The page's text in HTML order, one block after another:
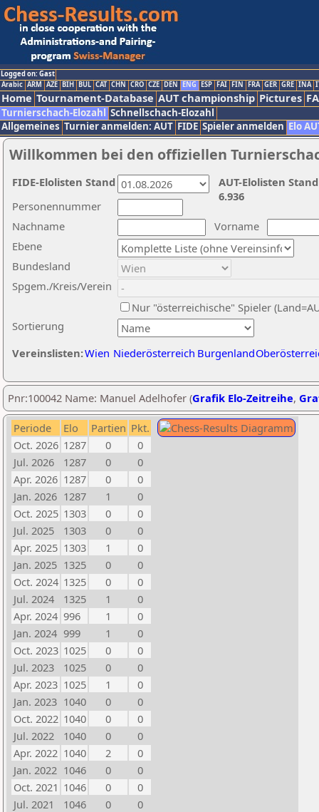
Logged on: Gast
Arabic ARM AZE BIH BUL CAT CHN CRO CZE DEN ENG ESP FAI FIN FRA GER GRE INA
Home Tournament-Database AUT championship Pictures
Turnierschach-Elozahl Schnellschach-Elozahl
Allgemeines Turnier anmelden: AUT FIDE Spieler anmelden Elo
Willkommen bei den offiziellen
Nachname
Vorname
Ebene
Sortierung
Personennummer
Bundesland
Spgem./Kreis/Verein
Nur "österreichische" Spieler
Vereinslisten:Wien Niederösterreich Burgenland
AUT-Elolisten
6.936
FIDE-Elolisten Stand
Pnr:100042 Name: Manuel Adelhofer (Grafik Elo-Zeitreihe,
Periode Elo Partien Pkt.
Oct. 2026 1287 0
0
Jul. 2026
1287 0
0
Apr. 2026 1287 0
0
Jan. 2026 1287 1
0
Oct. 2025 1303 0
0
Jul. 2025
1303 0
0
Apr. 2025 1303 1
0
Jan. 2025 1325 0
0
Oct. 2024 1325 0
0
Jul. 2024
1325 1
0
Apr. 2024 996 1
0
Jan. 2024 999 1
0
Oct. 2023 1025 0
0
Jul. 2023
1025 0
0
Apr. 2023 1025 1
0
Jan. 2023 1040 0
0
Oct. 2022 1040 0
0
Jul. 2022
1040 0
0
Apr. 2022 1040 2
0
Jan. 2022 1046 0
0
Oct. 2021 1046 0
0
Jul. 2021
1046 0
0